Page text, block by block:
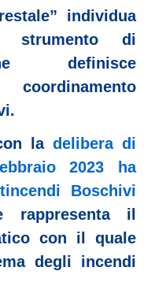
individua
di
definisce
la delibera di
2023 ha
Boschivi
rappresenta il
con il quale
degli incendi